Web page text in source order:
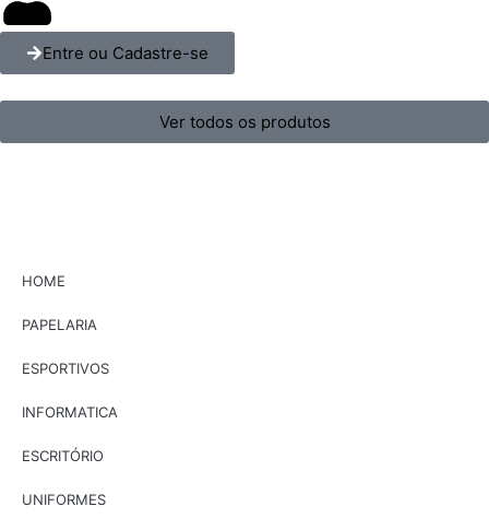
Entre ou Cadastre-se
Ver todos os produtos
HOME
PAPELARIA
ESPORTIVOS
INFORMATICA
ESCRITÓRIO
UNIFORMES